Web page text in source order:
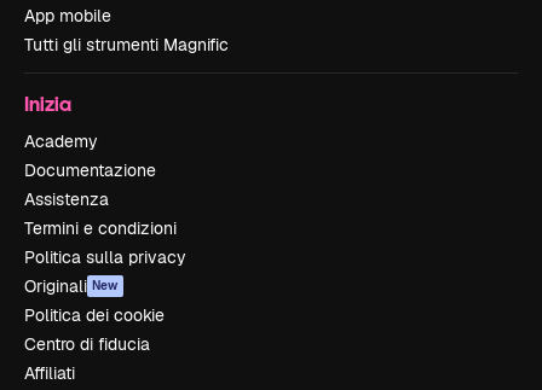
App mobile
Tutti gli strumenti Magnific
Inizia
Academy
Documentazione
Assistenza
Termini e condizioni
Politica sulla privacy
Originali New
Politica dei cookie
Centro di fiducia
Affiliati